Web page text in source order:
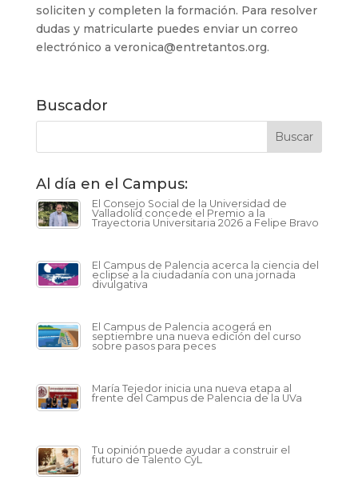
soliciten y completen la formación. Para resolver
dudas y matricularte puedes enviar un correo
electrónico a veronica@entretantos.org.
Buscador
Al día en el Campus:
El Consejo Social de la Universidad de
Valladolid concede el Premio a la
Trayectoria Universitaria 2026 a Felipe Bravo
El Campus de Palencia acerca la ciencia del
eclipse a la ciudadanía con una jornada
divulgativa
El Campus de Palencia acogerá en
septiembre una nueva edición del curso
sobre pasos para peces
María Tejedor inicia una nueva etapa al
frente del Campus de Palencia de la UVa
Tu opinión puede ayudar a construir el
futuro de Talento CyL